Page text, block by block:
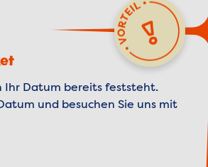
Ihr Datum bereits feststeht.
und besuchen Sie uns mit